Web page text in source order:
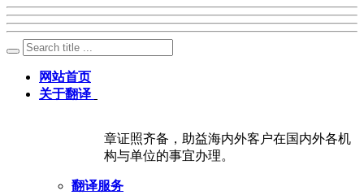
网站首页
关于翻译
章证照齐备，助益海内外客户在国内外各机
构与单位的事宜办理。
翻译服务